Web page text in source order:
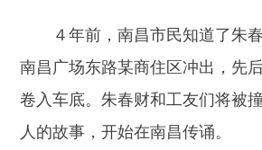
４年前，南昌市民知道了朱春
南昌广场东路某商住区冲出，先
卷入车底。朱春财和工友们将被
人的故事，开始在南昌传诵。